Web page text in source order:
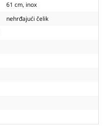
61 cm, inox
nehrđajući čelik